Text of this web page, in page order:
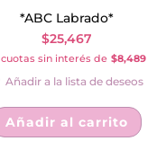
*ABC Labrado*
$25,467
cuotas sin interés de $8,489
Añadir a la lista de deseos
Añadir al carrito